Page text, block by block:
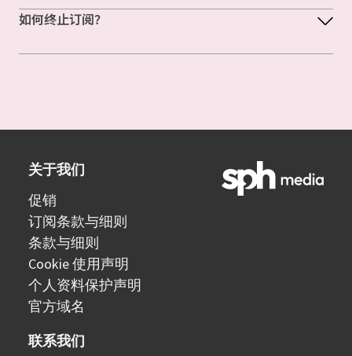
如何终止订阅？
关于我们
促销
订阅条款与细则
条款与细则
Cookie 使用声明
个人资料保护声明
官方域名
联系我们